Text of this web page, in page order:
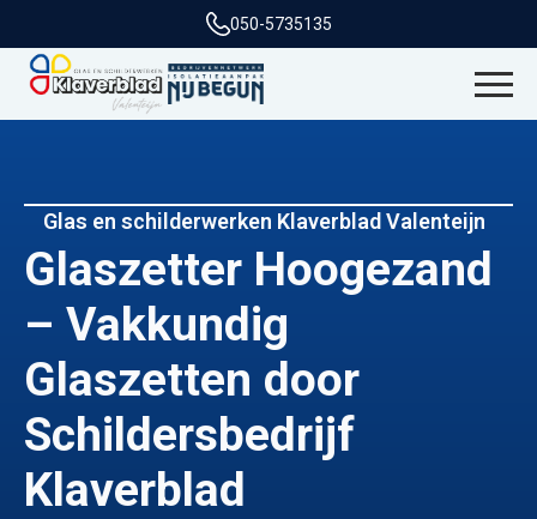
050-5735135
Glas en schilderwerken Klaverblad Valenteijn
Glaszetter Hoogezand
– Vakkundig
Glaszetten door
Schildersbedrijf
Klaverblad